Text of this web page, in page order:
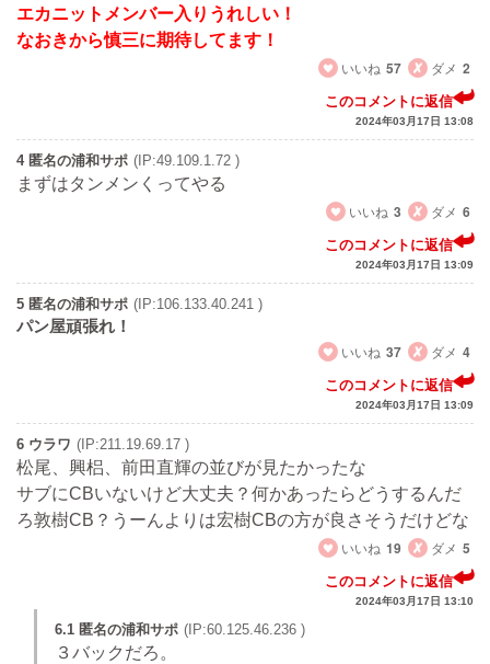
エカニットメンバー入りうれしい！
なおきから慎三に期待してます！
いいね 57 ダメ 2
このコメントに返信
2024年03月17日 13:08
4 匿名の浦和サポ (IP:49.109.1.72 )
まずはタンメンくってやる
いいね 3 ダメ 6
このコメントに返信
2024年03月17日 13:09
5 匿名の浦和サポ (IP:106.133.40.241 )
パン屋頑張れ！
いいね 37 ダメ 4
このコメントに返信
2024年03月17日 13:09
6 ウラワ (IP:211.19.69.17 )
松尾、興梠、前田直輝の並びが見たかったな
サブにCBいないけど大丈夫？何かあったらどうするんだ
ろ敦樹CB？うーんよりは宏樹CBの方が良さそうだけどな
いいね 19 ダメ 5
このコメントに返信
2024年03月17日 13:10
6.1 匿名の浦和サポ (IP:60.125.46.236 )
３バックだろ。